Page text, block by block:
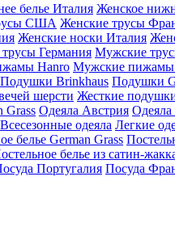
белье Италия Женское
США Женские трусы
Женские носки Италия
Германия Мужские
Hanro Мужские пижамы
Подушки Brinkhaus Подушки
шерсти Жесткие
Grass Одеяла Австрия Одеяла
Всесезонные одеяла Легкие
белье German Grass
белье из сатин-
Португалия Посуда